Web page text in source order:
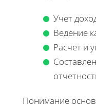
Учет
Ведение
Расчет и
Понимание